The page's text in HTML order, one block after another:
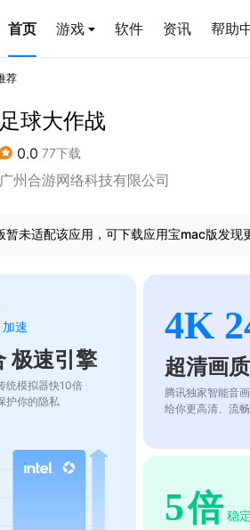
首页 游戏 软件 资讯 帮助
荐
足球大作战
0.0 77下载
广州合游网络科技有限公司
暂未适配该应用，可下载应用宝mac版发现
加速
极速引擎
统模拟器快10倍
护你的隐私
4K
超清画
腾讯独家智能音
给你更高清、流
5倍 稳定